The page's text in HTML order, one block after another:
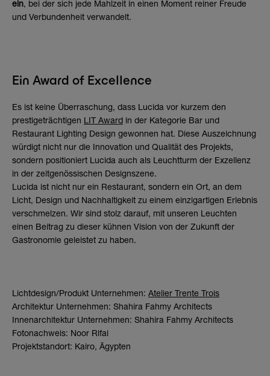
ein, bei der sich jede Mahlzeit in einen Moment reiner Freude
und Verbundenheit verwandelt.
Ein Award of Excellence
Es ist keine Überraschung, dass Lucida vor kurzem den
prestigeträchtigen LIT Award in der Kategorie Bar und
Restaurant Lighting Design gewonnen hat. Diese Auszeichnung
würdigt nicht nur die Innovation und Qualität des Projekts,
sondern positioniert Lucida auch als Leuchtturm der Exzellenz
in der zeitgenössischen Designszene.
Lucida ist nicht nur ein Restaurant, sondern ein Ort, an dem
Licht, Design und Nachhaltigkeit zu einem einzigartigen Erlebnis
verschmelzen. Wir sind stolz darauf, mit unseren Leuchten
einen Beitrag zu dieser kühnen Vision von der Zukunft der
Gastronomie geleistet zu haben.
Lichtdesign/Produkt Unternehmen: Atelier Trente Trois
Architektur Unternehmen: Shahira Fahmy Architects
Innenarchitektur Unternehmen: Shahira Fahmy Architects
Fotonachweis: Noor Rifai
Projektstandort: Kairo, Ägypten